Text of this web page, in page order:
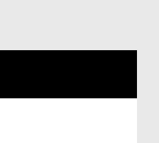
İstanbul İlçeleri